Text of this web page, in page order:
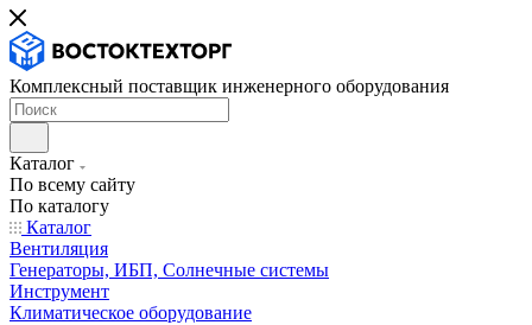
Комплексный поставщик инженерного оборудования
Каталог
По всему сайту
По каталогу
Каталог
Вентиляция
Генераторы, ИБП, Солнечные системы
Инструмент
Климатическое оборудование